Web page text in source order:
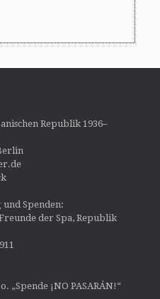
Republik 1936–
Spenden:
der Spa, Republik
„Spende ¡NO PASARÁN!“